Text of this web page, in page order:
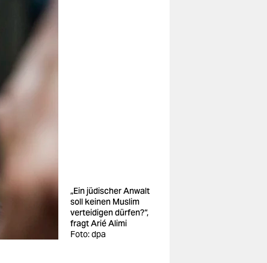
„Ein jüdischer Anwalt
soll keinen Muslim
verteidigen dürfen?“,
fragt Arié Alimi
Foto: dpa